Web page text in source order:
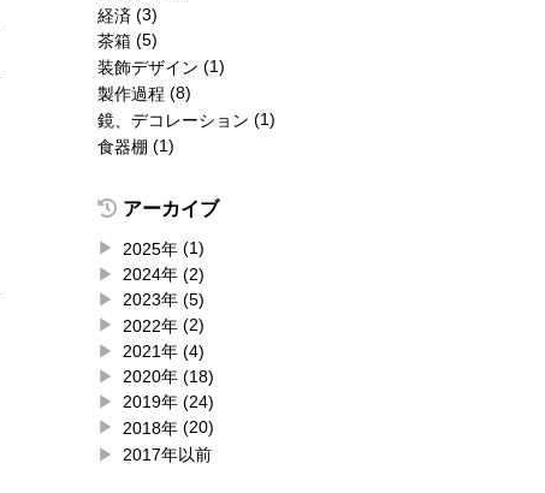
経済 (3)
茶箱 (5)
装飾デザイン (1)
製作過程 (8)
鏡、デコレーション (1)
食器棚 (1)
アーカイブ
2025
(1)
2024
(2)
2023
(5)
2022
(2)
2021
(4)
2020
(18)
2019
(24)
2018
(20)
2017年以前